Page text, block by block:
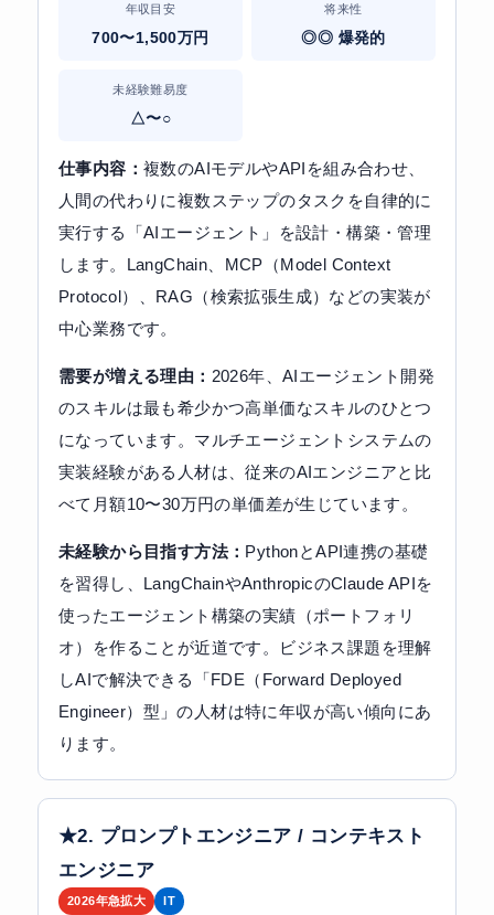
年収目安
700〜1,500万円
将来性
◎◎ 爆発的
未経験難易度
△〜○
仕事内容： 複数のAIモデルやAPIを組み合わせ、
人間の代わりに複数ステップのタスクを自律的に
実行する「AIエージェント」を設計・構築・管理
します。LangChain、MCP（Model Context
Protocol）、RAG（検索拡張生成）などの実装が
中心業務です。
需要が増える理由： 2026年、AIエージェント開発
のスキルは最も希少かつ高単価なスキルのひとつ
になっています。マルチエージェントシステムの
実装経験がある人材は、従来のAIエンジニアと比
べて月額10〜30万円の単価差が生じています。
未経験から目指す方法： PythonとAPI連携の基礎
を習得し、LangChainやAnthropicのClaude APIを
使ったエージェント構築の実績（ポートフォリ
オ）を作ることが近道です。ビジネス課題を理解
しAIで解決できる「FDE（Forward Deployed
Engineer）型」の人材は特に年収が高い傾向にあ
ります。
★2. プロンプトエンジニア / コンテキスト
エンジニア
2026年急拡大 IT